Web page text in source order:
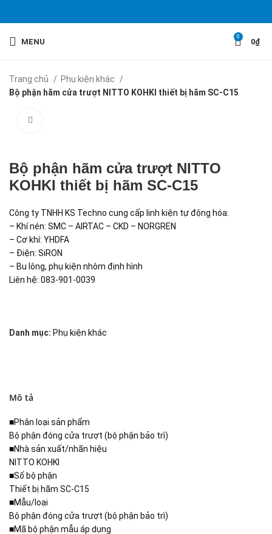
MENU
0
0₫
Trang chủ
Phụ kiện khác
Bộ phận hãm cửa trượt NITTO KOHKI thiết bị hãm SC-C15
Bộ phận hãm cửa trượt NITTO
KOHKI thiết bị hãm SC-C15
Công ty TNHH KS Techno cung cấp linh kiện tự động hóa:
– Khí nén: SMC – AIRTAC – CKD – NORGREN
– Cơ khí: YHDFA
– Điện: SiRON
– Bu lông, phụ kiện nhôm định hình
Liên hệ: 083-901-0039
Danh mục: Phụ kiện khác
Mô tả
■Phân loại sản phẩm
Bộ phận đóng cửa trượt (bộ phận bảo trì)
■Nhà sản xuất/nhãn hiệu
NITTO KOHKI
■Số bộ phận
Thiết bị hãm SC-C15
■Mẫu/loại
Bộ phận đóng cửa trượt (bộ phận bảo trì)
■Mã bộ phận mẫu áp dụng